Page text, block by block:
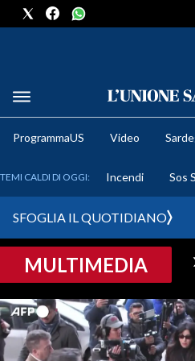
METEO
CRONACA SARDEGNA
PROVINCIA DI CAGLIARI
SULCIS IGLESIENTE
ProgrammaUS Video
TEMI CALDI DI OGGI: Incendi Sos
SFOGLIA IL QUOTIDIANO
MULTIMEDIA